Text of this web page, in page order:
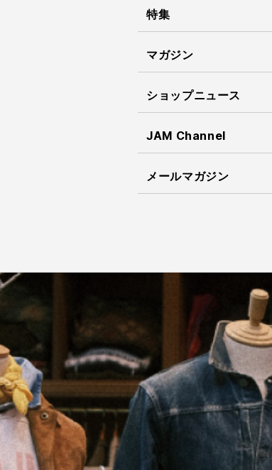
特集
マガジン
ショップニュース
JAM Channel
メールマガジン